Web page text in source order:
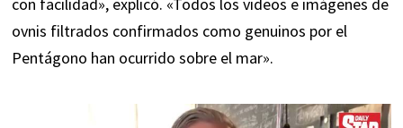
ovnis filtrados confirmados como genuinos por el
Pentágono han ocurrido sobre el mar».